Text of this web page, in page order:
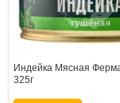
Индейка Мясная
325г